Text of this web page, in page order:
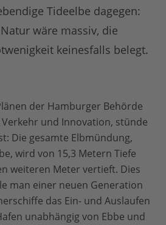
Tideelbe dagegen:
wäre massiv, die
keinesfalls belegt.
der Hamburger Behörde
und Innovation, stünde
Die gesamte Elbmündung,
wird von 15,3 Metern Tiefe
weiteren Meter vertieft. Dies
man einer neuen Generation
das Ein- und Auslaufen
unabhängig von Ebbe und